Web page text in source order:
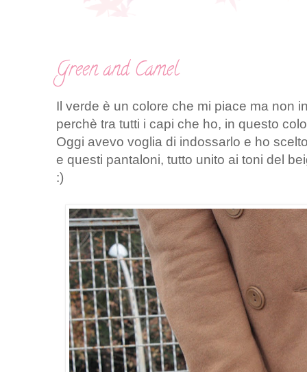
Green and Camel
Il verde è un colore che mi piace ma non
perchè tra tutti i capi che ho, in questo
Oggi avevo voglia di indossarlo e ho
e questi pantaloni, tutto unito ai toni del
:)